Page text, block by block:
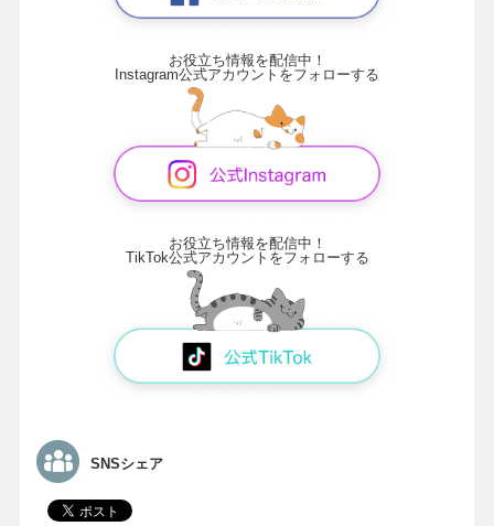
お役立ち情報を配信中！
Instagram公式アカウントをフォローする
お役立ち情報を配信中！
TikTok公式アカウントをフォローする
SNSシェア